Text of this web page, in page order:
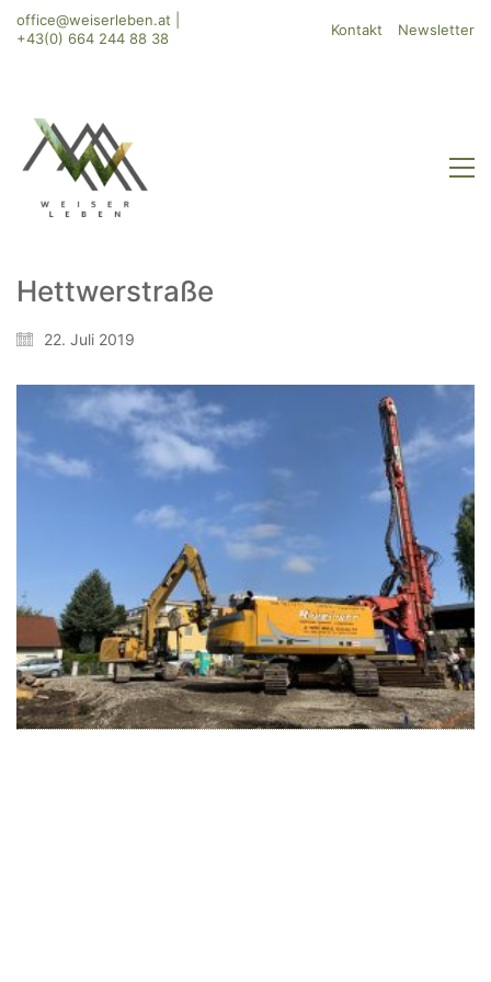
office@weiserleben.at
+43(0) 664 244 88 38
Kontakt Newsletter
Hettwerstraße
22. Juli 2019
WeiserLeben GmbH
A-5020 Salzburg
office@weiserleben.at
+43(0) 664 244 88 38
Wir schaffen Lebensräume, die die Außenwelt mit der
Innenwelt verbinden. Das Persönliche steht stets im
Vordergrund.
Kontakt
Newsletter